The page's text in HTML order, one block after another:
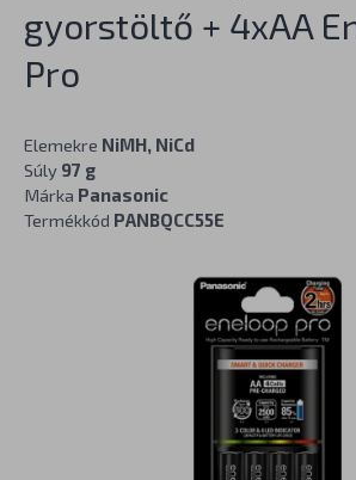
gyorstöltő + 4xAA
Pro
Elemekre NiMH, NiCd
Súly 97 g
Márka Panasonic
Termékkód PANBQCC55E